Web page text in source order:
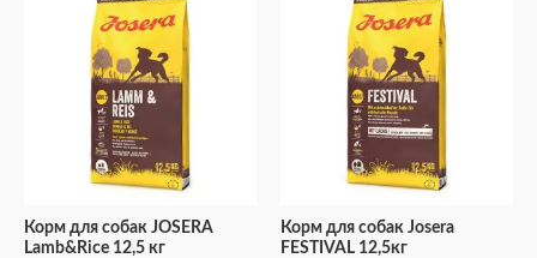
Корм для собак JOSERA
Lamb&Rice 12,5 кг
Корм для собак Josera
FESTIVAL 12,5кг